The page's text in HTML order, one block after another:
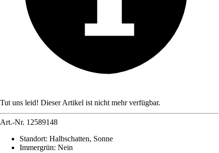
Tut uns leid! Dieser Artikel ist nicht mehr verfügbar.
Art.-Nr. 12589148
Standort: Halbschatten, Sonne
Immergrün: Nein